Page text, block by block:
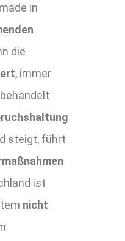
in
die
, immer
steigt, führt
ist
nicht